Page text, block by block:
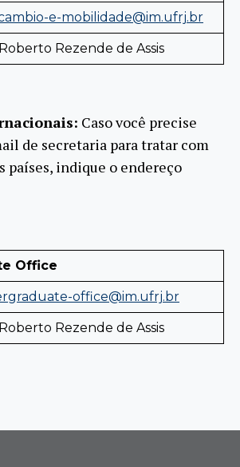
e-mobilidade@im.ufrj.br
Rezende de Assis
Caso você precise
de secretaria para tratar com
países, indique o endereço
Office
office@im.ufrj.br
Rezende de Assis